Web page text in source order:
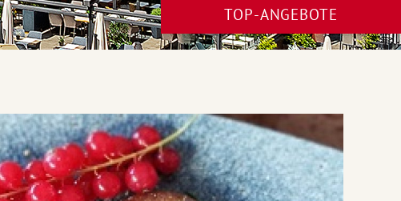
TOP-ANGEBOTE